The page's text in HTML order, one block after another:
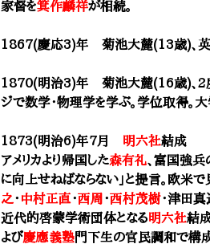
家督を箕作麟祥が相続。
1867(慶応3)年 菊池大麓(13歳)、英
1870(明治3)年 菊池大麓(16歳)、2度目
ジで数学・物理学を学ぶ。学位取得。
1873(明治6)年7月 明六社結成
アメリカより帰国した森有礼、富国強
に向上せねばならない」と提言。欧米で
之 ・ 中村正直・西周 ・西村茂樹・津田真
近代的啓蒙学術団体となる 明六社結
よび慶應義塾門下生の官民調和で構